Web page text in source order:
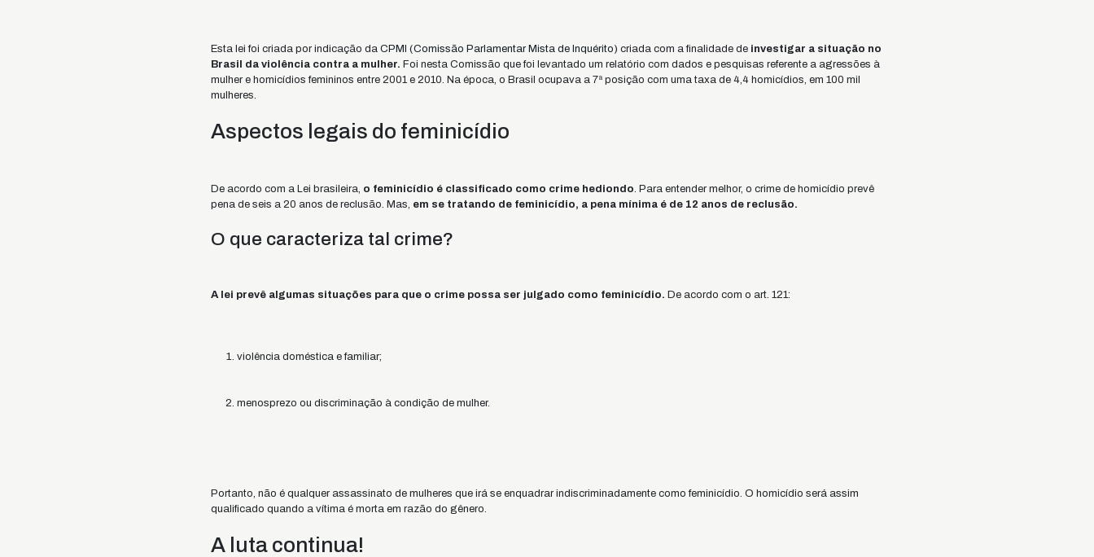
Esta lei foi criada por indicação da CPMI (Comissão Parlamentar Mista de Inquérito) criada com a finalidade deinvestigar a situação no
Brasil da violência contra a mulher. Foi nesta Comissão que foi levantado um relatório com dados e pesquisas referente a agressões à
mulher e homicídios femininos entre 2001 e 2010. Na época, o Brasil ocupava a 7ª posição com uma taxa de 4,4 homicídios, em 100 mil
mulheres.
Aspectos legais do feminicídio
De acordo com a Lei brasileira, o feminicídio é classificado como crime hediondo. Para entender melhor, o crime de homicídio prevê
pena de seis a 20 anos de reclusão. Mas, em se tratando de feminicídio, a pena mínima é de 12 anos de reclusão.
O que caracteriza tal crime?
A lei prevê algumas situações para que o crime possa ser julgado como feminicídio. De acordo com o art. 121:
violência doméstica e familiar;
menosprezo ou discriminação à condição de mulher.
Portanto, não é qualquer assassinato de mulheres que irá se enquadrar indiscriminadamente como feminicídio. O homicídio será assim
qualificado quando a vítima é morta em razão do gênero.
A luta continua!